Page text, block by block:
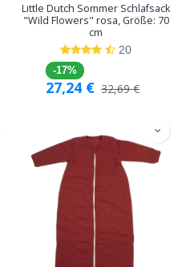
Little Dutch Sommer Schlafsack
"Wild Flowers" rosa, Größe: 70
cm
20
-17%
27,24 € 32,69€